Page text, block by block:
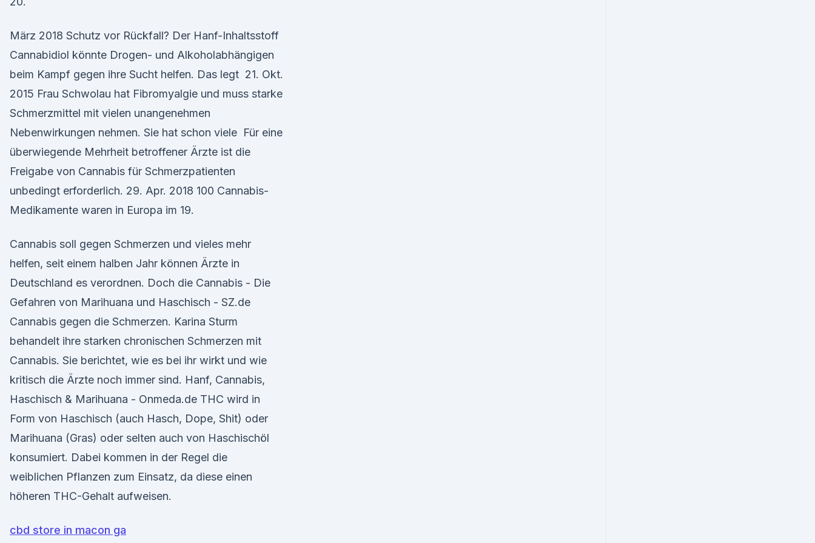
März 2018 Schutz vor Rückfall? Der Hanf-Inhaltsstoff
Cannabidiol könnte Drogen- und Alkoholabhängigen
beim Kampf gegen ihre Sucht helfen. Das legt 21. Okt.
2015 Frau Schwolau hat Fibromyalgie und muss starke
Schmerzmittel mit vielen unangenehmen
Nebenwirkungen nehmen. Sie hat schon viele Für eine
überwiegende Mehrheit betroffener Ärzte ist die
Freigabe von Cannabis für Schmerzpatienten
unbedingt erforderlich. 29. Apr. 2018 100 Cannabis-
Medikamente waren in Europa im 19.
Cannabis soll gegen Schmerzen und vieles mehr
helfen, seit einem halben Jahr können Ärzte in
Deutschland es verordnen. Doch die Cannabis - Die
Gefahren von Marihuana und Haschisch - SZ.de
Cannabis gegen die Schmerzen. Karina Sturm
behandelt ihre starken chronischen Schmerzen mit
Cannabis. Sie berichtet, wie es bei ihr wirkt und wie
kritisch die Ärzte noch immer sind. Hanf, Cannabis,
Haschisch & Marihuana - Onmeda.de THC wird in
Form von Haschisch (auch Hasch, Dope, Shit) oder
Marihuana (Gras) oder selten auch von Haschischöl
konsumiert. Dabei kommen in der Regel die
weiblichen Pflanzen zum Einsatz, da diese einen
höheren THC-Gehalt aufweisen.
cbd store in macon ga